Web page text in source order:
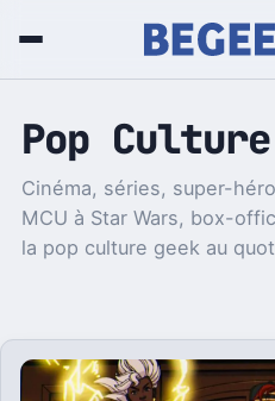
Pop Culture
Cinéma, séries, super-
MCU à Star Wars, box-
la pop culture geek au